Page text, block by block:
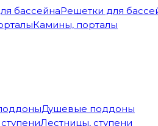
Решетки для
Камины, порталы​​​
Душевые поддоны
Лестницы, ступени